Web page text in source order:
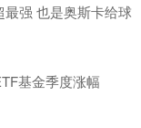
强 也是奥斯卡给球
基金季度涨幅